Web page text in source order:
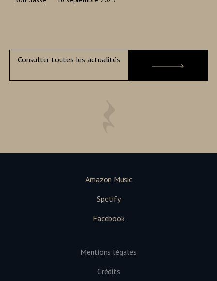
Consulter toutes les actualités
Amazon Music
Spotify
Facebook
Mentions légales
Crédits